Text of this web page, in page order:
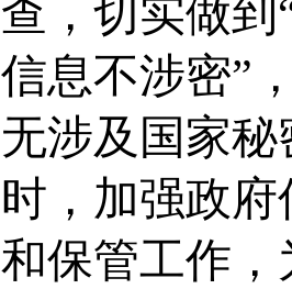
查，切实做到
信息不涉密”
无涉及国家
时，加强政
和保管工作